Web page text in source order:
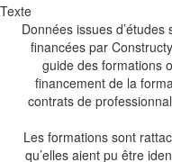
Texte
Données issues
financées par
guide des formations
financement de la
contrats de
Les formations sont
qu’elles aient pu être